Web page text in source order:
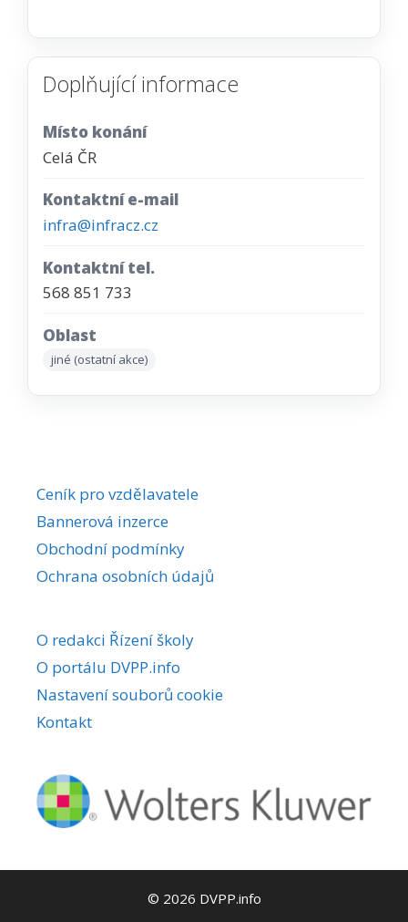
Doplňující informace
Místo konání
Celá ČR
Kontaktní e-mail
infra@infracz.cz
Kontaktní tel.
568 851 733
Oblast
jiné (ostatní akce)
Ceník pro vzdělavatele
Bannerová inzerce
Obchodní podmínky
Ochrana osobních údajů
O redakci Řízení školy
O portálu DVPP.info
Nastavení souborů cookie
Kontakt
© 2026 DVPP.info